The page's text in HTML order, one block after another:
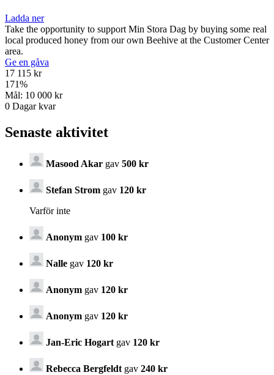
Ladda ner
Take the opportunity to support Min Stora Dag by buying some real
local produced honey from our own Beehive at the Customer Center
area.
Ge en gåva
17 115 kr
171%
Mål: 10 000 kr
0 Dagar kvar
Senaste aktivitet
Masood Akar gav 500 kr
Stefan Strom gav 120 kr
Varför inte
Anonym gav 100 kr
Nalle gav 120 kr
Anonym gav 120 kr
Anonym gav 120 kr
Jan-Eric Hogart gav 120 kr
Rebecca Bergfeldt gav 240 kr